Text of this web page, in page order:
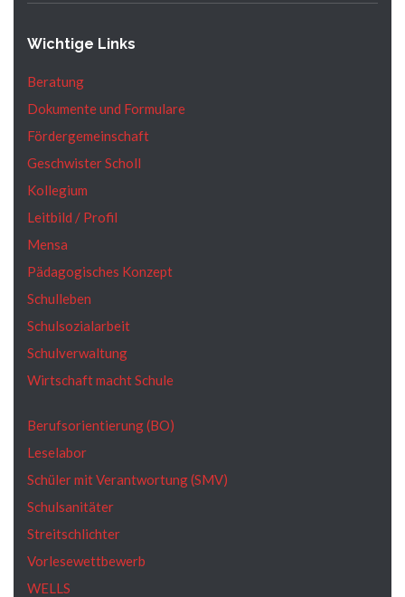
Wichtige Links
Beratung
Dokumente und Formulare
Fördergemeinschaft
Geschwister Scholl
Kollegium
Leitbild / Profil
Mensa
Pädagogisches Konzept
Schulleben
Schulsozialarbeit
Schulverwaltung
Wirtschaft macht Schule
Berufsorientierung (BO)
Leselabor
Schüler mit Verantwortung (SMV)
Schulsanitäter
Streitschlichter
Vorlesewettbewerb
WELLS